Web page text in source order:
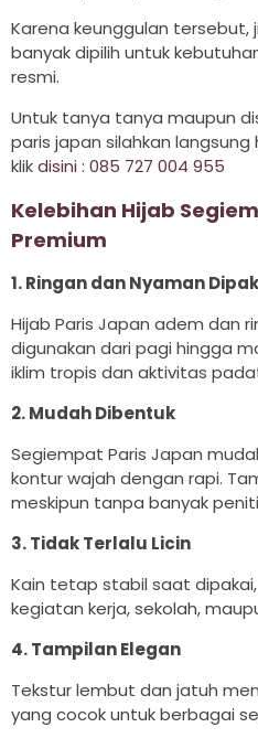
Karena keunggulan tersebut,
banyak dipilih untuk
resmi.
Untuk tanya tanya maupun
paris japan silahkan
klikdisini : 085 727 004 955
Kelebihan Hijab
Premium
1. Ringan dan Nyaman
Hijab Paris Japan adem dan
digunakan dari pagi hingga
iklim tropis dan aktivitas
2. Mudah Dibentuk
Segiempat Paris Japan
kontur wajah dengan rapi.
meskipun tanpa banyak
3. Tidak Terlalu Licin
Kain tetap stabil saat
kegiatan kerja, sekolah,
4. Tampilan Elegan
Tekstur lembut dan jatuh
yang cocok untuk berbagai